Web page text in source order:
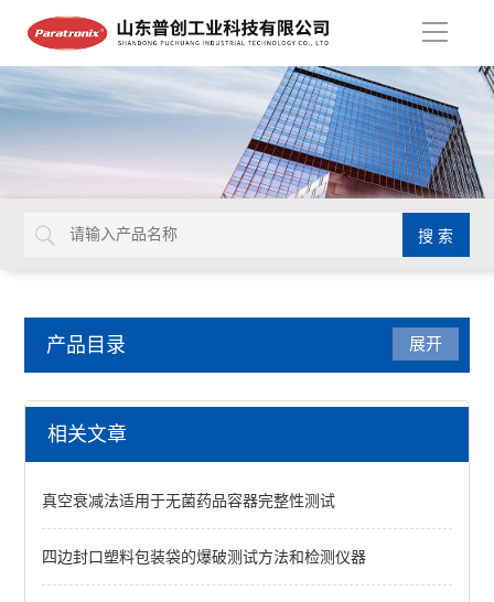
导
产品目录
水蒸气透过率测试仪
红外法透湿性测试仪
电解法透湿性测试仪
透湿性测试仪
展开
相关文章
真空衰减法适用于无菌药品容器完整性测试
四边封口塑料包装袋的爆破测试方法和检测仪器